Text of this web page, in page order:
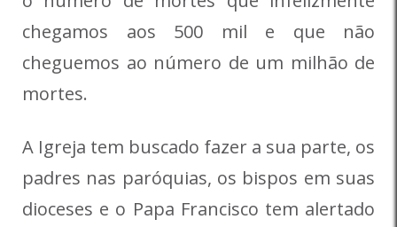
chegamos aos 500 mil e que não
cheguemos ao número de um milhão de
mortes.
A Igreja tem buscado fazer a sua parte, os
padres nas paróquias, os bispos em suas
dioceses e o Papa Francisco tem alertado